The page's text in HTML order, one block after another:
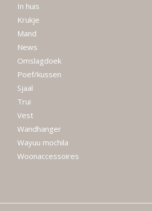
In huis
Krukje
Mand
News
Omslagdoek
Poef/kussen
Sjaal
Trui
Vest
Wandhanger
Wayuu mochila
Woonaccessoires